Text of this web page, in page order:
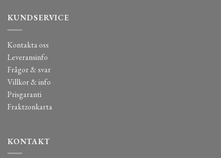
KUNDSERVICE
Kontakta oss
Leveransinfo
Frågor & svar
Villkor & info
Prisgaranti
Fraktzonkarta
KONTAKT